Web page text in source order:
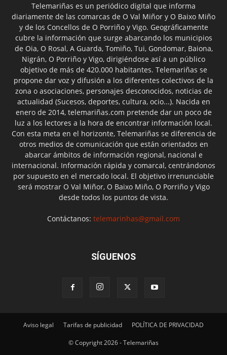
Telemariñas es un periódico digital que informa
diariamente de las comarcas de O Val Miñor y O Baixo Miño
y de los Concellos de O Porriño y Vigo. Geográficamente
cubre la información que surge abarcando los municipios
de Oia, O Rosal, A Guarda, Tomiño, Tui, Gondomar, Baiona,
Nigrán, O Porriño y Vigo, dirigiéndose así a un público
objetivo de más de 420.000 habitantes. Telemariñas se
propone dar voz y difusión a los diferentes colectivos de la
zona o asociaciones, personajes desconocidos, noticias de
actualidad (Sucesos, deportes, cultura, ocio...). Nacida en
enero de 2014, telemariñas.com pretende dar un poco de
luz a los lectores a la hora de encontrar información local.
Con esta meta en el horizonte, Telemariñas se diferencia de
otros medios de comunicación que están orientados en
abarcar ámbitos de información regional, nacional e
internacional. Información rápida y comarcal, centrándonos
por supuesto en el mercado local. El objetivo irrenunciable
será mostrar O Val Miñor, O Baixo Miño, O Porriño y Vigo
desde todos los puntos de vista.
Contáctanos: telemarinhas@gmail.com
SÍGUENOS
Aviso legal Tarifas de publicidad POLÍTICA DE PRIVACIDAD
© Copyright 2026 - Telemariñas